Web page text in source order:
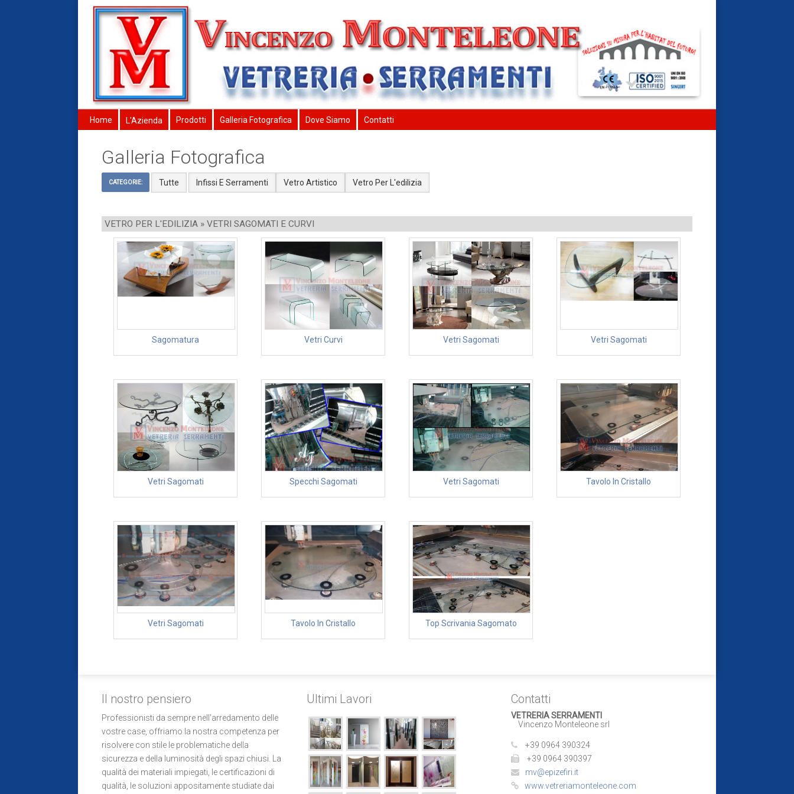
Home L'Azienda Prodotti Galleria Fotografica Dove Siamo Contatti
Galleria Fotografica
CATEGORIE: Tutte Infissi E Serramenti Vetro Artistico Vetro Per L'edilizia
VETRO PER L'EDILIZIA » VETRI SAGOMATI E CURVI
Sagomatura Vetri Curvi Vetri Sagomati Vetri Sagomati
Vetri Sagomati Specchi Sagomati Vetri Sagomati Tavolo In Cristallo
Vetri Sagomati Tavolo In Cristallo Top Scrivania Sagomato
Il nostro pensiero
Professionisti da sempre nell'arredamento delle
vostre case, offriamo la nostra competenza per
risolvere con stile le problematiche della
sicurezza e della luminosità degli spazi chiusi. La
qualità dei materiali impiegati, le certificazioni di
qualità, le soluzioni appositamente studiate dai
Ultimi Lavori Contatti
VETRERIA SERRAMENTI
Vincenzo Monteleone srl
+39 0964 390324
+39 0964 390397
mv@epizefiri.it
www.vetreriamonteleone.com